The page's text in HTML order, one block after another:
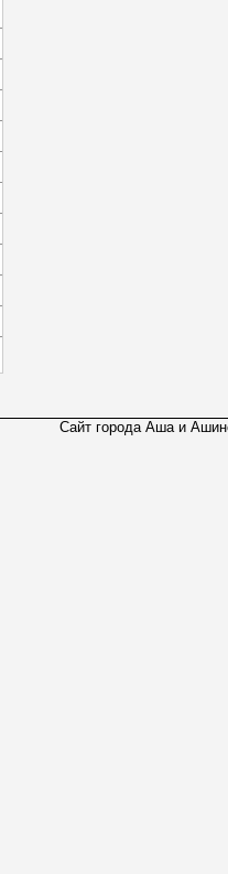
Сайт города Аша и